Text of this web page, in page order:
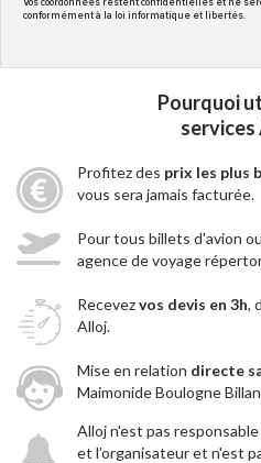
Vos coordonnées restent confidentielles et ne
conformément à la loi informatique et libertés.
Pourquoi
services
Profitez des prix les plus
vous sera jamais facturée.
Pour tous billets d'avion
agence de voyage
Recevezvos devis en 3h,
Alloj.
Mise en relation directe
Maimonide Boulogne
Alloj n'est pas
et l’organisateur et n'est